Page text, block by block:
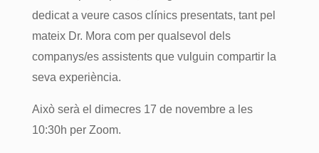
dedicat a veure casos clínics presentats, tant pel
mateix Dr. Mora com per qualsevol dels
companys/es assistents que vulguin compartir la
seva experiència.
Això serà el dimecres 17 de novembre a les
10:30h per Zoom.